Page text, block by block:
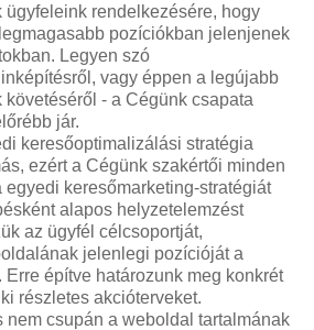
rendelkezésére, hogy
pozíciókban jelenjenek
Legyen szó
vagy éppen a legújabb
- a Cégünk csapata
jár.
keresőoptimalizálási stratégia
ezért a Cégünk szakértői minden
keresőmarketing-stratégiát
alapos helyzetelemzést
az ügyfél célcsoportját,
jelenlegi pozícióját a
Erre építve határozunk meg konkrét
részletes akcióterveket.
nem csupán a weboldal tartalmának